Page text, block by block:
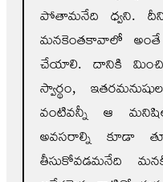
పోతామనేది ధ్వని.
మనకెంతకావాలో అంతే
చేయాలి. దానికి మించి
స్వార్థం,
వంటివన్నీ ఆ
అవసరాల్ని కూడా
తీసుకోవడమనేది